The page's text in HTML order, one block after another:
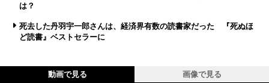
は？
死去した丹羽宇一郎さんは、経済界有数の読書家だった 『死ぬほ
ど読書』ベストセラーに
動画で見る 画像で見る